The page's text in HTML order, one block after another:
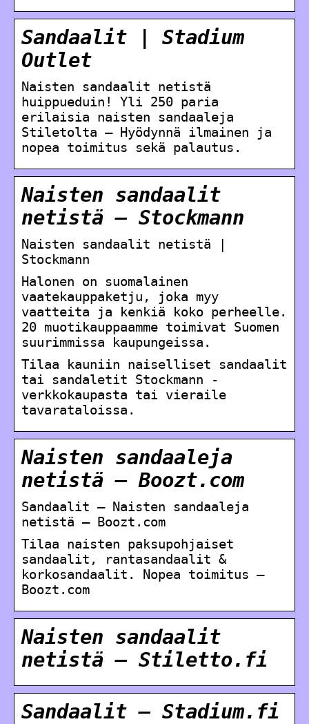
Sandaalit | Stadium
Outlet
Naisten sandaalit netistä
huippueduin! Yli 250 paria
erilaisia naisten sandaaleja
Stiletolta – Hyödynnä ilmainen ja
nopea toimitus sekä palautus.
Naisten sandaalit
netistä – Stockmann
Naisten sandaalit netistä |
Stockmann
Halonen on suomalainen
vaatekauppaketju, joka myy
vaatteita ja kenkiä koko perheelle.
20 muotikauppaamme toimivat Suomen
suurimmissa kaupungeissa.
Tilaa kauniin naiselliset sandaalit
tai sandaletit Stockmann -
verkkokaupasta tai vieraile
tavarataloissa.
Naisten sandaaleja
netistä – Boozt.com
Sandaalit – Naisten sandaaleja
netistä – Boozt.com
Tilaa naisten paksupohjaiset
sandaalit, rantasandaalit &
korkosandaalit. Nopea toimitus –
Boozt.com
Naisten sandaalit
netistä – Stiletto.fi
Sandaalit – Stadium.fi